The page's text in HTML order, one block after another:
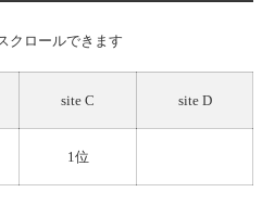
クロールできます
site C site D
1位